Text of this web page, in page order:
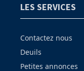
LES SERVICES
Contactez nous
Deuils
Petites annonces